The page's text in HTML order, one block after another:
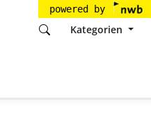
powered by
Kategorien